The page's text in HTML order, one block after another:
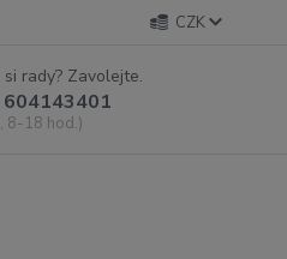
CZK
rady? Zavolejte.
8-18 hod.)